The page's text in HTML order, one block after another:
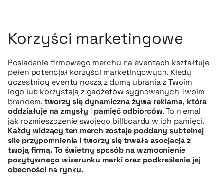
Korzyści marketingowe
Posiadanie firmowego merchu na eventach kształtuje
pełen potencjał korzyści marketingowych. Kiedy
uczestnicy eventu noszą z dumą ubrania z Twoim
logo lub korzystają z gadżetów sygnowanych Twoim
brandem,tworzy się dynamiczna żywa reklama, która
oddziałuje na zmysły i pamięć odbiorców. To niemal
jak rozmieszczenie swojego billboardu w ich pamięci.
Każdy widzący ten merch zostaje poddany subtelnej
sile przypomnienia i tworzy się trwała asocjacja z
twoją firmą. To świetny sposób na wzmocnienie
pozytywnego wizerunku marki oraz podkreślenie jej
obecności na rynku.